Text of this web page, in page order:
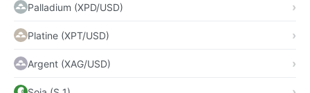
Palladium (XPD/USD)
Platine (XPT/USD)
Argent (XAG/USD)